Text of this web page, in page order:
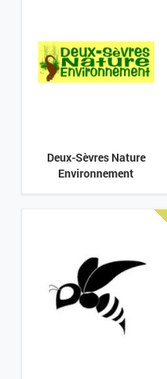
Deux-Sèvres Nature
Environnement